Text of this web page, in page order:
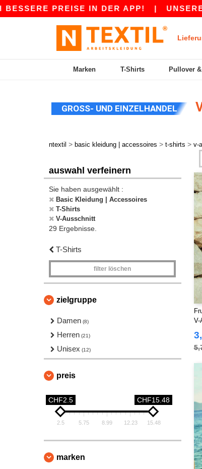
PREISE IN DER APP! | UNSERE APP
Marken T-Shirts Pullover
GROSS- UND EINZELHANDEL
ntextil > basic kleidung | accessoires > t-shirts > v-
auswahl verfeinern
Sie haben ausgewählt :
Basic Kleidung | Accessoires
T-Shirts
V-Ausschnitt
29 Ergebnisse.
T-Shirts
filter löschen
zielgruppe
Damen (8)
Herren (21)
Unisex (12)
preis
CHF2.5 CHF15.48
2.5 5.75 8.99 12.23 15.48
marken
V-